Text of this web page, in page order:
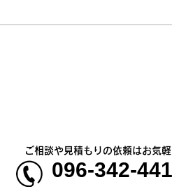
ご相談や見積もりの依頼はお気
096-342-